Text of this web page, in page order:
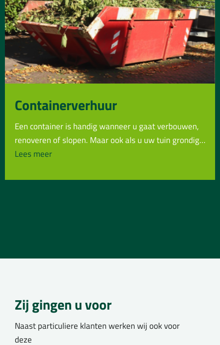
Containerverhuur
Een container is handig wanneer u gaat verbouwen,
renoveren of slopen. Maar ook als u uw tuin grondig…
Lees meer
Zij gingen u voor
Naast particuliere klanten werken wij ook voor
deze